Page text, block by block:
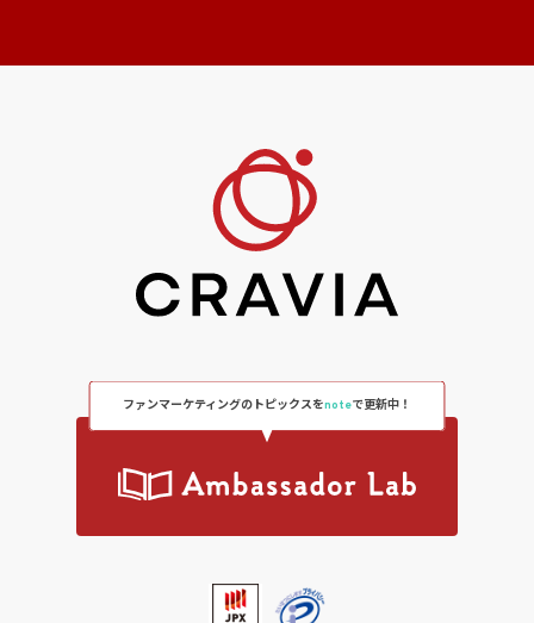
ファンマーケティングのトピックスをnoteで更新中！